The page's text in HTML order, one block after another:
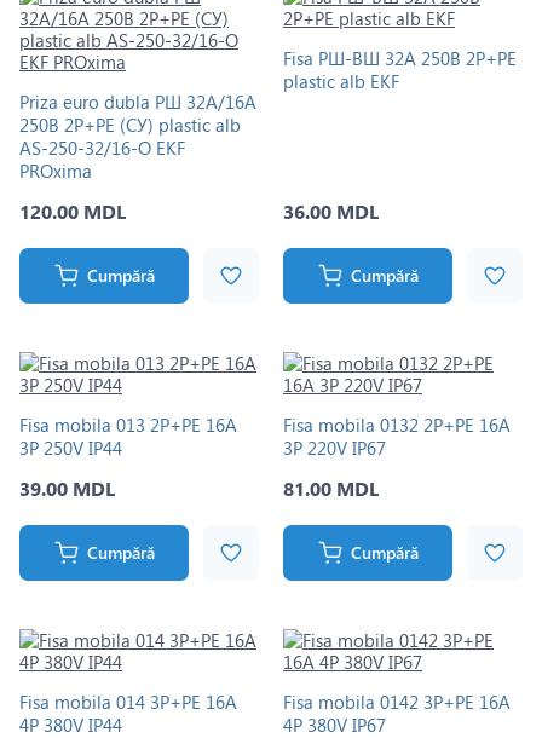
Priza euro dubla РШ 32А/16A
250В 2P+PE (CУ) plastic alb
AS-250-32/16-O EKF
PROxima
120.00 MDL
Cumpără
Fisa РШ-ВШ 32А 250В 2P+PE
plastic alb EKF
36.00 MDL
Cumpără
Fisa mobila 013 2P+PE 16A
3P 250V IP44
39.00 MDL
Cumpără
Fisa mobila 0132 2P+PE 16A
3P 220V IP67
81.00 MDL
Cumpără
Fisa mobila 014 3P+PE 16A
4P 380V IP44
Fisa mobila 0142 3P+PE 16A
4P 380V IP67